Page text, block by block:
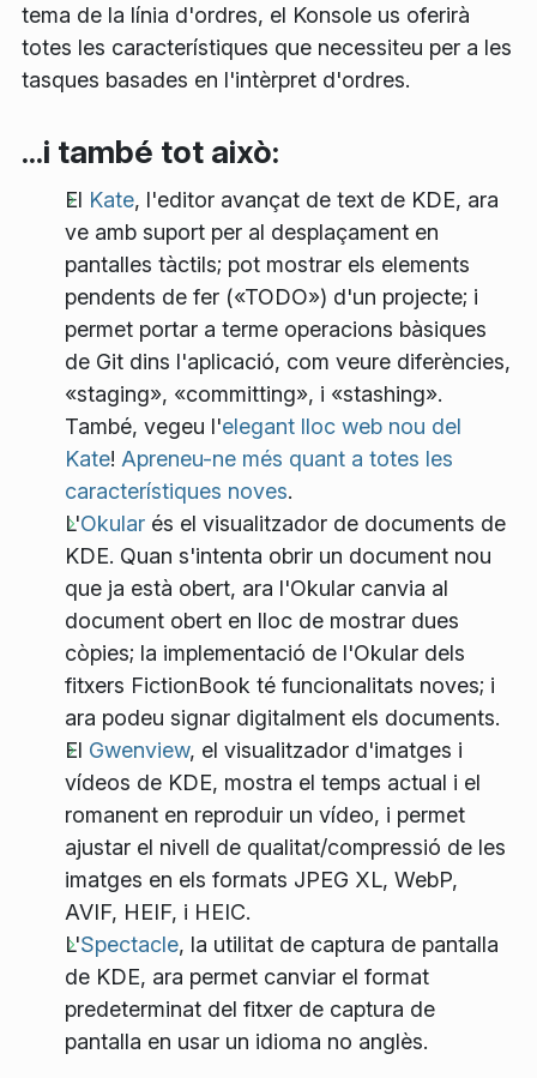
tema de la línia d'ordres, el Konsole us oferirà
totes les característiques que necessiteu per a les
tasques basades en l'intèrpret d'ordres.
...i també tot això:
El Kate, l'editor avançat de text de KDE, ara
ve amb suport per al desplaçament en
pantalles tàctils; pot mostrar els elements
pendents de fer («TODO») d'un projecte; i
permet portar a terme operacions bàsiques
de Git dins l'aplicació, com veure diferències,
«staging», «committing», i «stashing».
També, vegeu l'elegant lloc web nou del
Kate! Apreneu-ne més quant a totes les
característiques noves.
L'Okular és el visualitzador de documents de
KDE. Quan s'intenta obrir un document nou
que ja està obert, ara l'Okular canvia al
document obert en lloc de mostrar dues
còpies; la implementació de l'Okular dels
fitxers FictionBook té funcionalitats noves; i
ara podeu signar digitalment els documents.
El Gwenview, el visualitzador d'imatges i
vídeos de KDE, mostra el temps actual i el
romanent en reproduir un vídeo, i permet
ajustar el nivell de qualitat/compressió de les
imatges en els formats JPEG XL, WebP,
AVIF, HEIF, i HEIC.
L'Spectacle, la utilitat de captura de pantalla
de KDE, ara permet canviar el format
predeterminat del fitxer de captura de
pantalla en usar un idioma no anglès.